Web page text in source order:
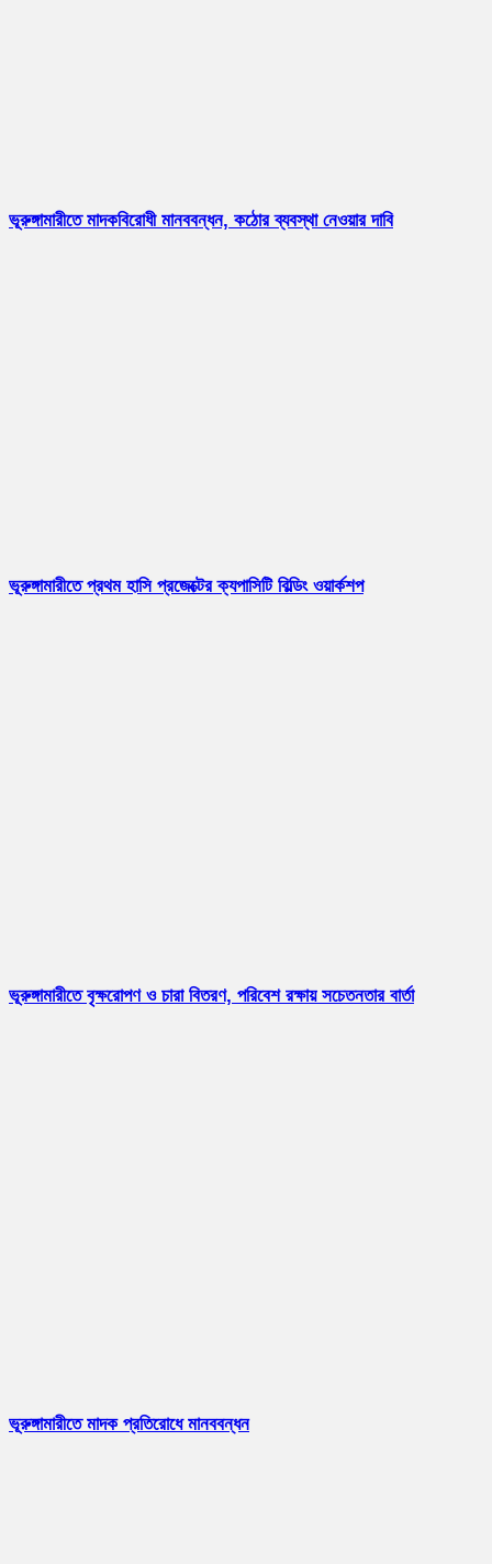
ভূরুঙ্গামারীতে মাদকবিরোধী মানববন্ধন, কঠোর ব্যবস্থা নেওয়ার দাবি
ভূরুঙ্গামারীতে প্রথম হাসি প্রজেক্টের ক্যপাসিটি বিল্ডিং ওয়ার্কশপ
ভূরুঙ্গামারীতে বৃক্ষরোপণ ও চারা বিতরণ, পরিবেশ রক্ষায় সচেতনতার বার্তা
ভূরুঙ্গামারীতে মাদক প্রতিরোধে মানববন্ধন